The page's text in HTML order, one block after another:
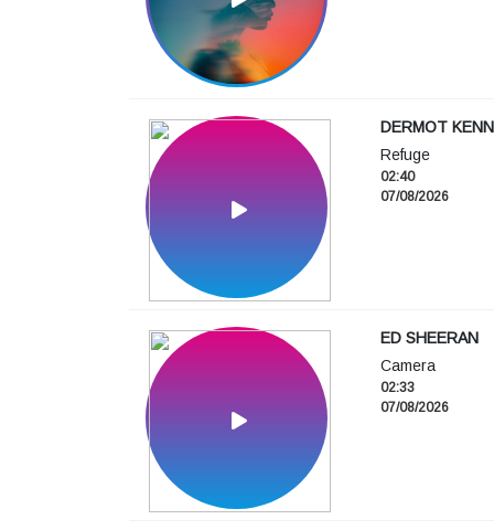
DERMOT
Refuge
02:40
07/08/2026
ED SHEERAN
Camera
02:33
07/08/2026